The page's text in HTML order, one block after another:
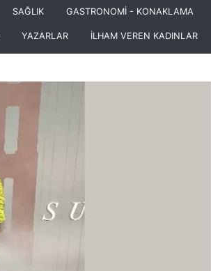
SAĞLIK GASTRONOMİ - KONAKLAMA
YAZARLAR İLHAM VEREN KADINLAR